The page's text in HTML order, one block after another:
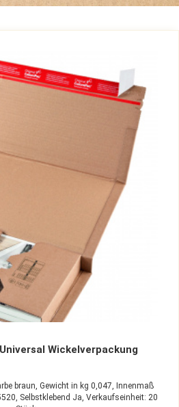
Wickelverpackung
braun, Gewicht in kg 0,047, Innenmaß
Selbstklebend Ja, Verkaufseinheit: 20